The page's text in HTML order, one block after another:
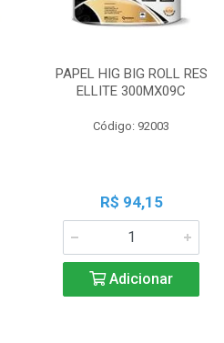
PAPEL HIG BIG ROLL RES
ELLITE 300MX09C
Código: 92003
R$ 94,15
Adicionar